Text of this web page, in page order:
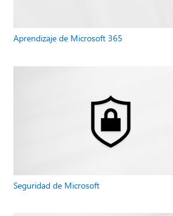
Aprendizaje de Microsoft 365
Seguridad de Microsoft